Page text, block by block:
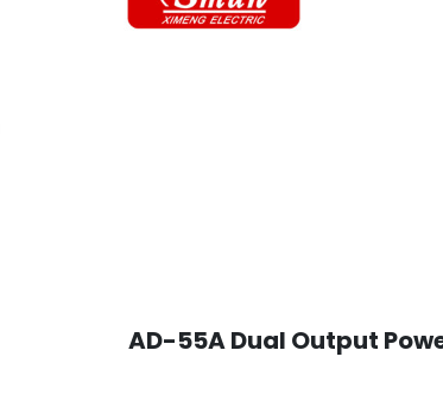
AD-55A Dual Output